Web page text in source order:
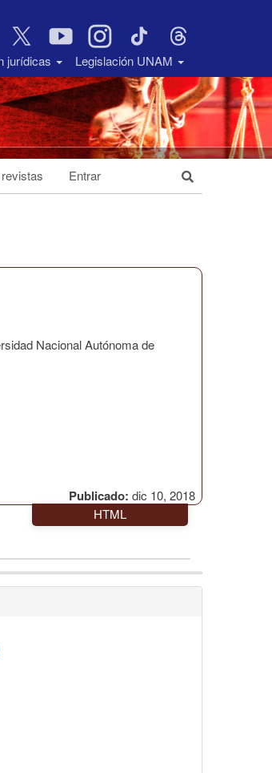
jurídicas Legislación UNAM
Entrar
Publicado: dic 10, 2018
Nacional Autónoma de
HTML